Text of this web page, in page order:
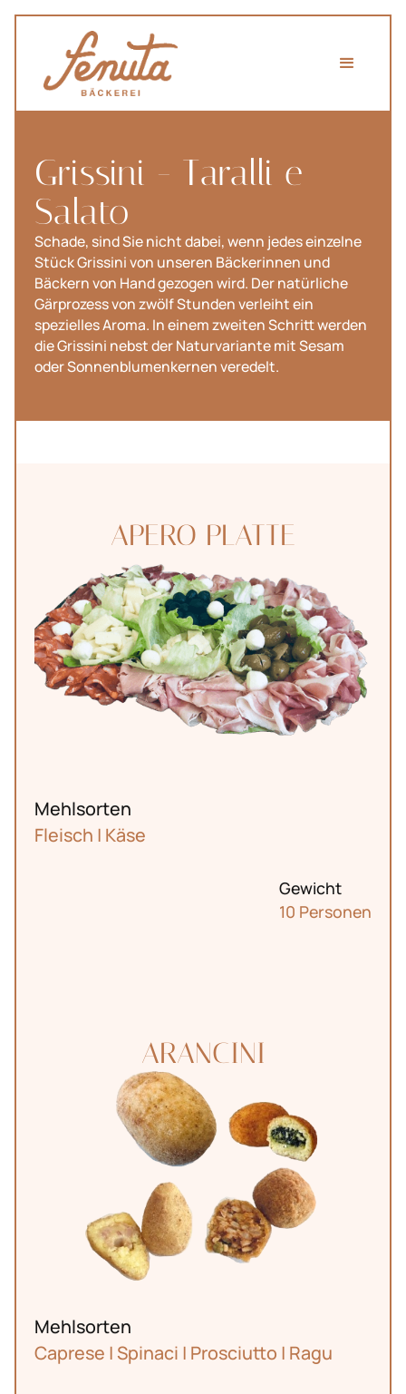
Unsere
Il
Pentagramma
Grissini - Taralli e
Salato
Schade, sind Sie nicht dabei, wenn jedes einzelne
Stück Grissini von unseren Bäckerinnen und
Bäckern von Hand gezogen wird. Der natürliche
Gärprozess von zwölf Stunden verleiht ein
spezielles Aroma. In einem zweiten Schritt werden
die Grissini nebst der Naturvariante mit Sesam
oder Sonnenblumenkernen veredelt.
Mehlsorten
Fleisch | Käse
APERO PLATTE
Gewicht
10 Personen
Mehlsorten
Caprese | Spinaci | Prosciutto | Ragu
ARANCINI